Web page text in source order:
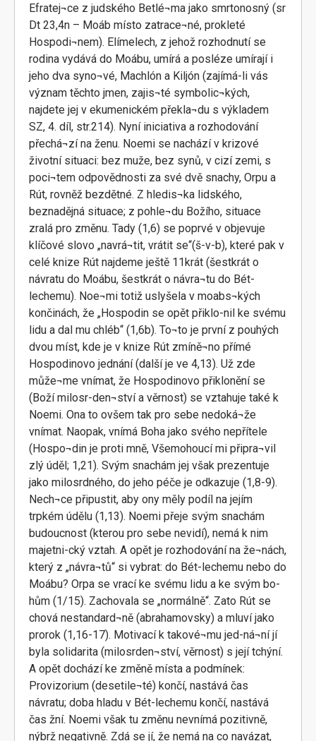
Efratej¬ce z judského Betlé¬ma jako smrtonosný (sr
Dt 23,4n – Moáb místo zatrace¬né, prokleté
Hospodi¬nem). Elímelech, z jehož rozhodnutí se
rodina vydává do Moábu, umírá a posléze umírají i
jeho dva syno¬vé, Machlón a Kiljón (zajímá-li vás
význam těchto jmen, zajis¬té symbolic¬kých,
najdete jej v ekumenickém překla¬du s výkladem
SZ, 4. díl, str.214). Nyní iniciativa a rozhodování
přechá¬zí na ženu. Noemi se nachází v krizové
životní situaci: bez muže, bez synů, v cizí zemi, s
poci¬tem odpovědnosti za své dvě snachy, Orpu a
Rút, rovněž bezdětné. Z hledis¬ka lidského,
beznadějná situace; z pohle¬du Božího, situace
zralá pro změnu. Tady (1,6) se poprvé v objevuje
klíčové slovo „navrá¬tit, vrátit se“(š-v-b), které pak v
celé knize Rút najdeme ještě 11krát (šestkrát o
návratu do Moábu, šestkrát o návra¬tu do Bét-
lechemu). Noe¬mi totiž uslyšela v moabs¬kých
končinách, že „Hospodin se opět přiklo-nil ke svému
lidu a dal mu chléb“ (1,6b). To¬to je první z pouhých
dvou míst, kde je v knize Rút zmíně¬no přímé
Hospodinovo jednání (další je ve 4,13). Už zde
může¬me vnímat, že Hospodinovo přiklonění se
(Boží milosr-den¬ství a věrnost) se vztahuje také k
Noemi. Ona to ovšem tak pro sebe nedoká¬že
vnímat. Naopak, vnímá Boha jako svého nepřítele
(Hospo¬din je proti mně, Všemohoucí mi připra¬vil
zlý úděl; 1,21). Svým snachám jej však prezentuje
jako milosrdného, do jeho péče je odkazuje (1,8-9).
Nech¬ce připustit, aby ony měly podíl na jejím
trpkém údělu (1,13). Noemi přeje svým snachám
budoucnost (kterou pro sebe nevidí), nemá k nim
majetni-cký vztah. A opět je rozhodování na že¬nách,
který z „návra¬tů“ si vybrat: do Bét-lechemu nebo do
Moábu? Orpa se vrací ke svému lidu a ke svým bo-
hům (1/15). Zachovala se „normálně“. Zato Rút se
chová nestandard¬ně (abrahamovsky) a mluví jako
prorok (1,16-17). Motivací k takové¬mu jed-ná¬ní jí
byla solidarita (milosrden¬ství, věrnost) s její tchýní.
A opět dochází ke změně místa a podmínek:
Provizorium (desetile¬té) končí, nastává čas
návratu; doba hladu v Bét-lechemu končí, nastává
čas žní. Noemi však tu změnu nevnímá pozitivně,
nýbrž negativně. Zdá se jí, že nemá na co navázat,